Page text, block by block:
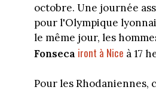
octobre. Une journée
pour l'Olympique
le même jour, les
Fonseca iront à Nice à 17
Pour les Rhodaniennes,